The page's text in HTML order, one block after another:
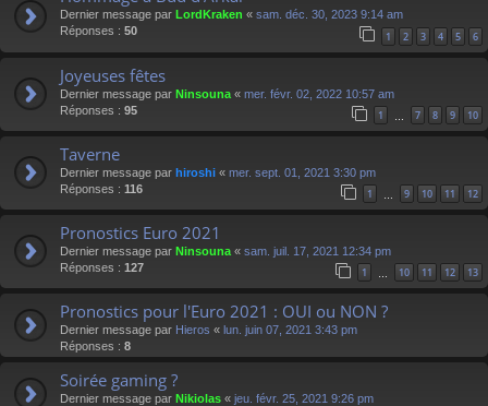
Dernier message par LordKraken « sam. déc. 30, 2023 9:14 am
Réponses : 50 1 2 3 4 5 6
Joyeuses fêtes
Dernier message par Ninsouna « mer. févr. 02, 2022 10:57 am
Réponses : 95 1 7 8 9 10
Taverne
Dernier message par hiroshi « mer. sept. 01, 2021 3:30 pm
Réponses : 116 1 9 10 11 12
Pronostics Euro 2021
Dernier message par Ninsouna « sam. juil. 17, 2021 12:34 pm
Réponses : 127 1 10 11 12 13
Pronostics pour l'Euro 2021 : OUI ou NON ?
Dernier message par Hieros « lun. juin 07, 2021 3:43 pm
Réponses : 8
Soirée gaming ?
Dernier message par Nikiolas « jeu. févr. 25, 2021 9:26 pm